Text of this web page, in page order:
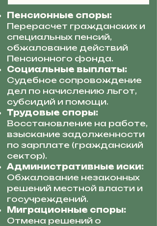
Пенсионные споры:
Перерасчет гражданских и
специальных пенсий,
обжалование действий
Пенсионного фонда.
Социальные выплаты:
Судебное сопровождение
дел по начислению льгот,
субсидий и помощи.
Трудовые споры:
Восстановление на работе,
взыскание задолженности
по зарплате (гражданский
сектор).
Административные иски:
Обжалование незаконных
решений местной власти и
госучреждений.
Миграционные споры:
Отмена решений о